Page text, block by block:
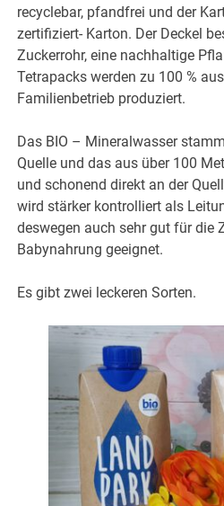
recyclebar, pfandfrei und der
zertifiziert- Karton. Der Deckel
Zuckerrohr, eine nachhaltige
Tetrapacks werden zu 100 %
Familienbetrieb produziert.
Das BIO – Mineralwasser
Quelle und das aus über 100
und schonend direkt an der
wird stärker kontrolliert als
deswegen auch sehr gut für die
Babynahrung geeignet.
Es gibt zwei leckeren Sorten.